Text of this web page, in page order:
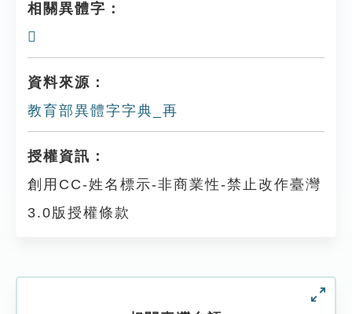
相關異體字：
𠕂
資料來源：
教育部異體字字典_再
授權資訊：
創用CC-姓名標示-非商業性-禁止改作臺灣
3.0版授權條款